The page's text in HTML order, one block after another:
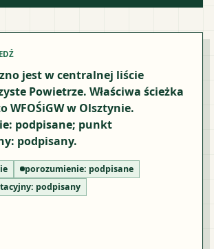
jest w centralnej liście
Powietrze. Właściwa ścieżka
WFOŚiGW w Olsztynie.
podpisane; punkt
podpisany.
porozumienie: podpisane
podpisany